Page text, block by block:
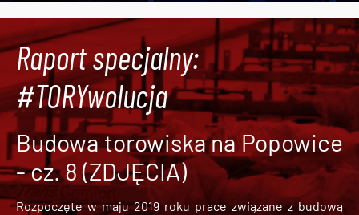
Raport specjalny:
#TORYwolucja
Budowa torowiska na Popowice
- cz. 8 (ZDJĘCIA)
Rozpoczęte w maju 2019 roku prace związane z budową